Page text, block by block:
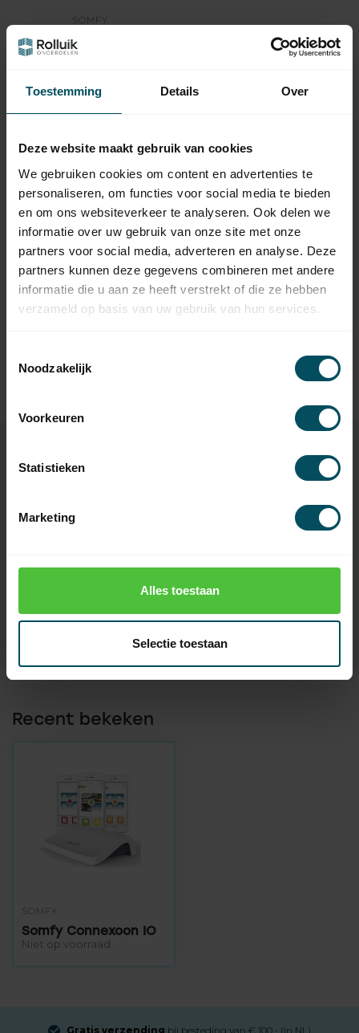
Toestemming Details Over
Deze website maakt gebruik van cookies
We gebruiken cookies om content en advertenties te
personaliseren, om functies voor social media te bieden
en om ons websiteverkeer te analyseren. Ook delen we
informatie over uw gebruik van onze site met onze
partners voor social media, adverteren en analyse. Deze
partners kunnen deze gegevens combineren met andere
informatie die u aan ze heeft verstrekt of die ze hebben
verzameld op basis van uw gebruik van hun services.
Noodzakelijk
Voorkeuren
Statistieken
Marketing
Alles toestaan
Selectie toestaan
SOMFY
installatie tool voor io-
homecontrol
117,95
SOMFY
afstandsbediening -
handzender
SOMFY
Somfy Situo 5 io
afstandsbediening -
handzender
64,95
Somfy Smoove Origin io
wandzender
47,95
Somfy Smoove io
wandzender - zwart 72,95
EAN Code
Recent bekeken
SOMFY
Somfy Connexoon IO
Niet op voorraad
Gratis verzending bij besteding van € 100,- (in NL)